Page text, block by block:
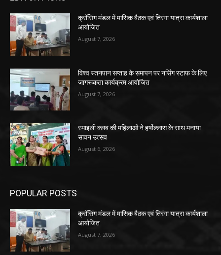
क्रॉसिंग मंडल में मासिक बैठक एवं तिरंगा यात्रा कार्यशाला
आयोजित
August 7, 2026
विश्व स्तनपान सप्ताह के समापन पर नर्सिंग स्टाफ के लिए
जागरूकता कार्यक्रम आयोजित
August 7, 2026
स्माइली क्लब की महिलाओं ने हर्षोल्लास के साथ मनाया
सावन उत्सव
August 6, 2026
POPULAR POSTS
क्रॉसिंग मंडल में मासिक बैठक एवं तिरंगा यात्रा कार्यशाला
आयोजित
August 7, 2026